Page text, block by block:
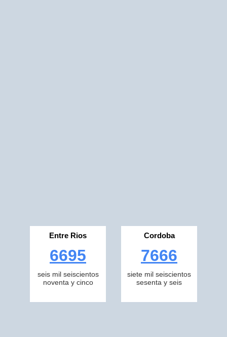
Entre Rios
6695
seis mil seiscientos
noventa y cinco
Cordoba
7666
siete mil seiscientos
sesenta y seis